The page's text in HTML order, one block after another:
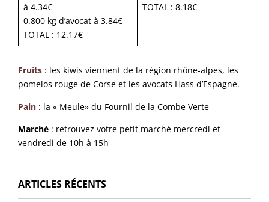
à 4.34€
0.800 kg d’avocat à 3.84€
TOTAL : 12.17€
TOTAL : 8.18€
Fruits : les kiwis viennent de la région rhône-alpes, les
pomelos rouge de Corse et les avocats Hass d’Espagne.
Pain : la « Meule» du Fournil de la Combe Verte
Marché : retrouvez votre petit marché mercredi et
vendredi de 10h à 15h
ARTICLES RÉCENTS